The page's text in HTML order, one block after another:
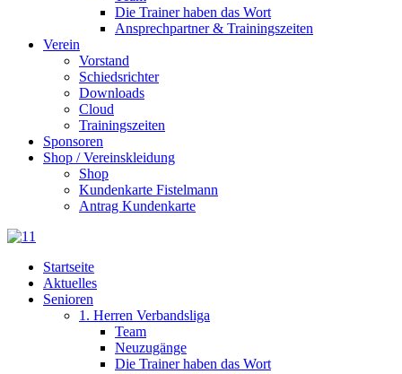
Die Trainer haben das Wort
Ansprechpartner & Trainingszeiten
Verein
Vorstand
Schiedsrichter
Downloads
Cloud
Trainingszeiten
Sponsoren
Shop / Vereinskleidung
Shop
Kundenkarte Fistelmann
Antrag Kundenkarte
Startseite
Aktuelles
Senioren
1. Herren Verbandsliga
Team
Neuzugänge
Die Trainer haben das Wort